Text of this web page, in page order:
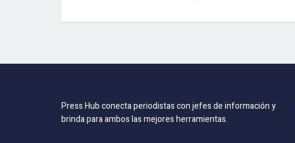
Press Hub conecta periodistas con jefes de información y
brinda para ambos las mejores herramientas.